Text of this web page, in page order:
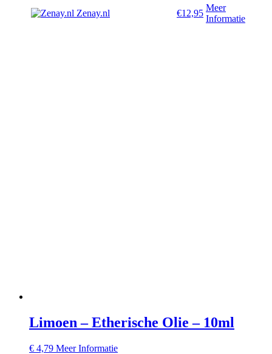
Zenay.nl
€12,95
Meer
Informatie
Limoen – Etherische Olie – 10ml
€ 4,79 Meer Informatie